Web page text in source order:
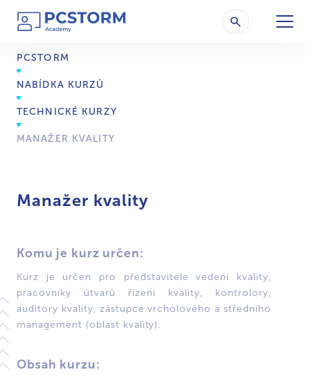
PCSTORM
NABÍDKA KURZŮ
TECHNICKÉ KURZY
MANAŽER KVALITY
Manažer kvality
Komu je kurz určen:
Kurz je určen pro představitele vedení kvality,
pracovníky útvarů řízení kvality, kontrolory,
auditory kvality, zástupce vrcholového a středního
management (oblast kvality).
Obsah kurzu: